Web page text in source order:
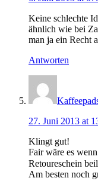
Keine schlechte
ähnlich wie bei
man ja ein Recht
Antworten
27. Juni 2013 at
Klingt gut!
Fair wäre es
Retoureschein
Am besten noch